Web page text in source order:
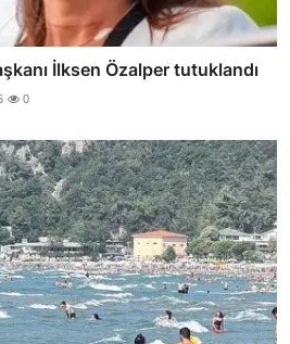
İlksen Özalper tutuklandı
0